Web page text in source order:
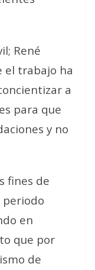
René
el trabajo ha
a
para que
y no
fines de
periodo
en
que por
de